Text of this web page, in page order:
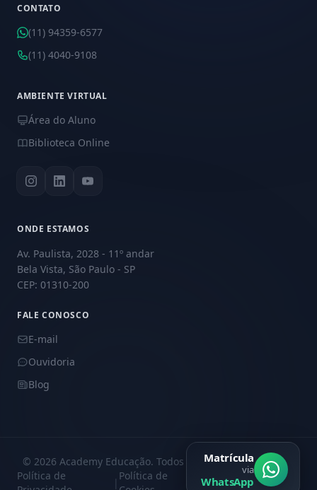
CONTATO
(11) 94359-6577
(11) 4040-9108
AMBIENTE VIRTUAL
Área do Aluno
Biblioteca Online
ONDE ESTAMOS
Av. Paulista, 2028 - 11º andar
Bela Vista, São Paulo - SP
CEP: 01310-200
FALE CONOSCO
E-mail
Ouvidoria
Blog
© 2026 Academy Educação. Todos os direitos reservados.
Política de
|
Política de
|
Central de
Matrícula
via
WhatsApp